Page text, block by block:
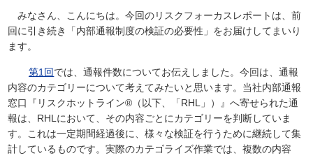
みなさん、こんにちは。今回のリスクフォーカスレポートは、前
回に引き続き「内部通報制度の検証の必要性」をお届けしてまいり
ます。
第1回では、通報件数についてお伝えしました。今回は、通報
内容のカテゴリーについて考えてみたいと思います。当社内部通報
窓口『リスクホットライン®（以下、「RHL」）』へ寄せられた通
報は、RHLにおいて、その内容ごとにカテゴリーを判断していま
す。これは一定期間経過後に、様々な検証を行うために継続して集
計しているものです。実際のカテゴライズ作業では、複数の内容